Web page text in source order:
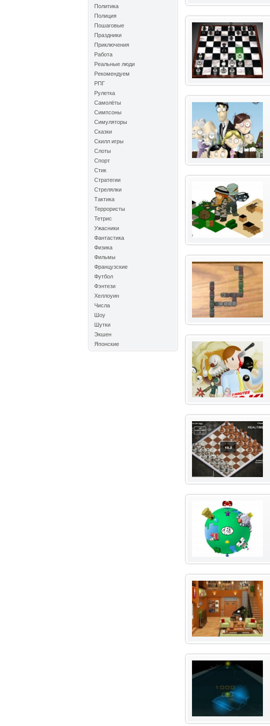
Политика
Полиция
Пошаговые
Праздники
Приключения
Работа
Реальные люди
Рекомендуем
РПГ
Рулетка
Самолёты
Симпсоны
Симуляторы
Сказки
Скилл игры
Слоты
Спорт
Стик
Стратегии
Стрелялки
Тактика
Террористы
Тетрис
Ужасники
Фантастика
Физика
Фильмы
Французские
Футбол
Фэнтези
Хеллоуин
Числа
Шоу
Шутки
Экшен
Японские